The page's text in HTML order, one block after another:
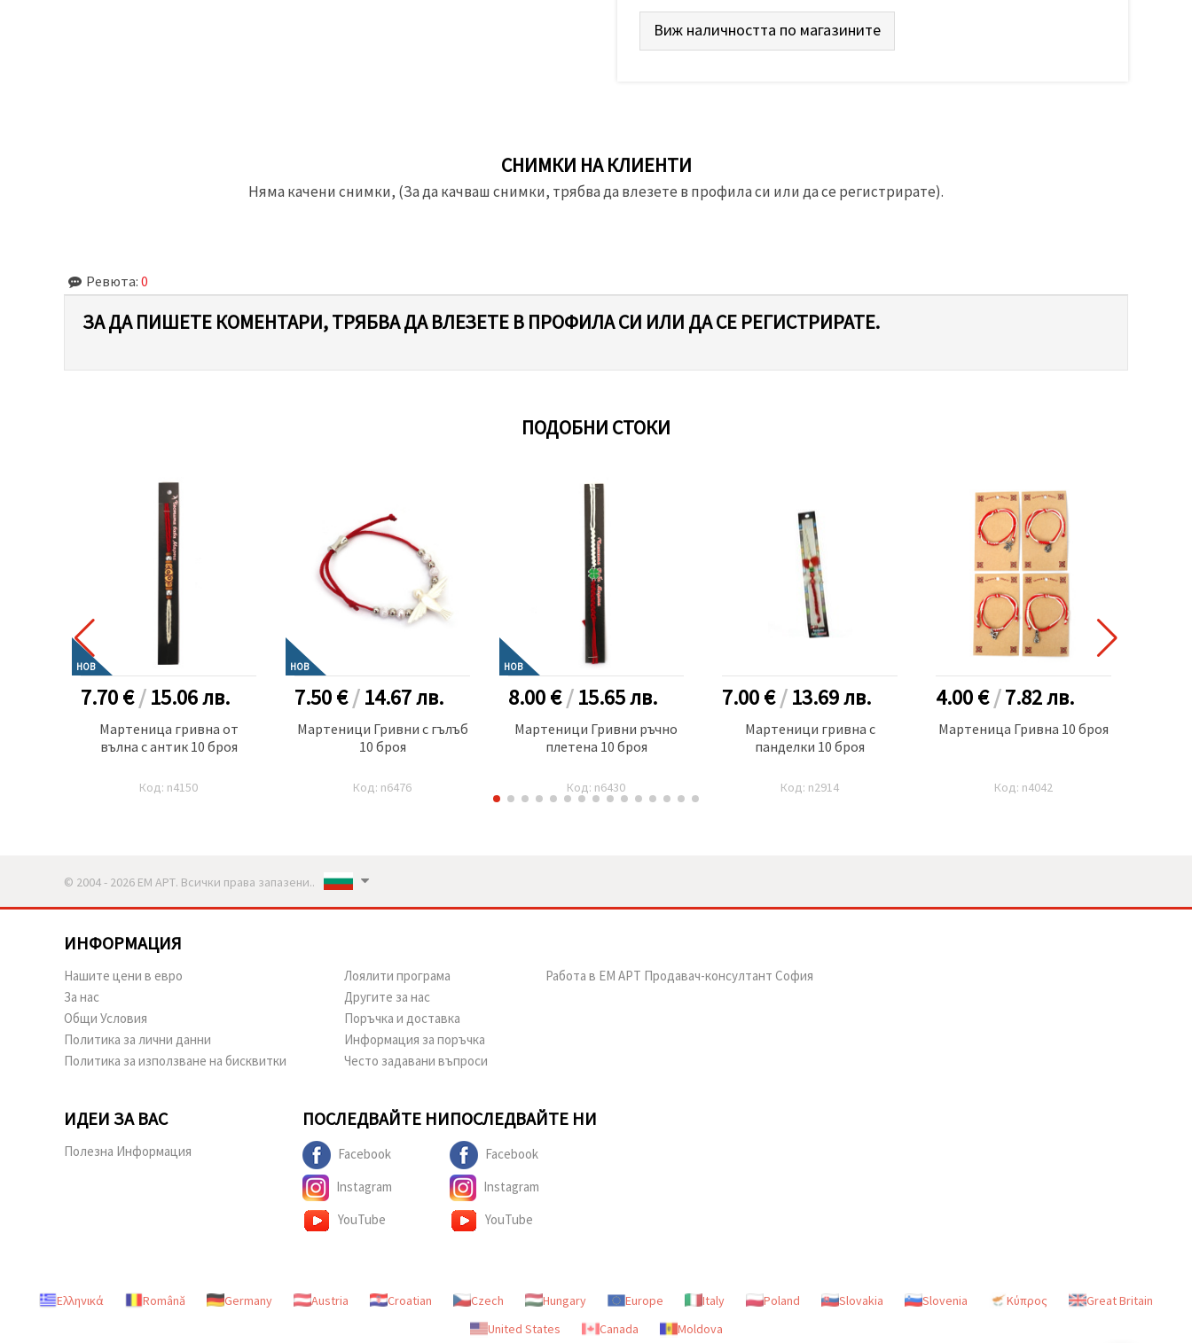
Виж наличността по магазините
СНИМКИ НА КЛИЕНТИ
Няма качени снимки, (За да качваш снимки, трябва да влезете в профила си или да се регистрирате).
Ревюта: 0
ЗА ДА ПИШЕТЕ КОМЕНТАРИ, ТРЯБВА ДА ВЛЕЗЕТЕ В ПРОФИЛА СИ ИЛИ ДА СЕ РЕГИСТРИРАТЕ.
ПОДОБНИ СТОКИ
НОВ
7.70 €/15.06лв.
Мартеница гривна от
вълна с антик 10 броя
Код: n4150
НОВ
7.50 €/14.67лв.
Мартеници Гривни с гълъб
10 броя
Код: n6476
НОВ
8.00 €/15.65лв.
Мартеници Гривни ръчно
плетена 10 броя
Код: n6430
7.00 €/13.69лв.
Мартеници гривна с
панделки 10 броя
Код: n2914
4.00 €/7.82лв.
Мартеница Гривна 10 броя
Код: n4042
© 2004 - 2026 ЕМ АРТ. Всички права запазени..
ИНФОРМАЦИЯ
Нашите цени в евро
За нас
Общи Условия
Политика за лични данни
Политика за използване на бисквитки
Лоялити програма
Другите за нас
Поръчка и доставка
Информация за поръчка
Често задавани въпроси
Работа в ЕМ АРТ Продавач-консултант София
ИДЕИ ЗА ВАС
Полезна Информация
ПОСЛЕДВАЙТЕ НИ
Facebook
Instagram
YouTube
ПОСЛЕДВАЙТЕ НИ
Facebook
Instagram
YouTube
Ελληνικά Română Germany Austria Croatian Czech Hungary Europe Italy Poland Slovakia Slovenia Κύπρος
Great Britain
United States
Canada Moldova